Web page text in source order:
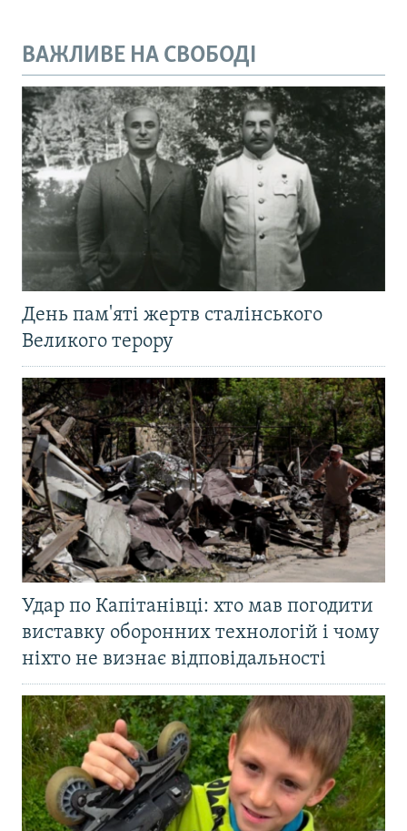
ВАЖЛИВЕ НА СВОБОДІ
День пам'яті жертв сталінського
Великого терору
Удар по Капітанівці: хто мав погодити
виставку оборонних технологій і чому
ніхто не визнає відповідальності